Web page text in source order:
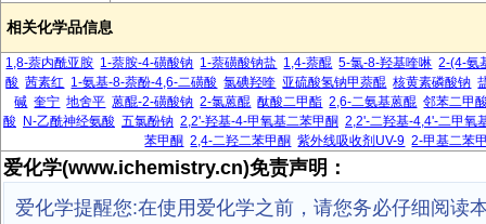
相关化学品信息
1,8-萘内酰亚胺 1-萘胺-4-磺酸钠 1-萘磺酸钠盐 1,4-萘醌 5-氯-8-羟基喹啉 2-(4-氨
酸 茜素红 1-氨基-8-萘酚-4,6-二磺酸 氯碘羟喹 亚硫酸氢钠甲萘醌 核黄素磷酸钠
碱 奎宁 地舍平 蒽醌-2-磺酸钠 2-氯蒽醌 酞酸二甲酯 2,6-二氨基蒽醌 邻苯二甲
酸
N-乙酰神经氨酸 五氯酚钠 2,2'-羟基-4-甲氧基二苯甲酮 2,2'-二羟基-4,4'-二甲氧
苯甲酮 2,4-二羟二苯甲酮 紫外线吸收剂UV-9 2-甲基二苯
爱化学(www.ichemistry.cn)免责声明：
爱化学提醒您:在使用爱化学之前，请您务必仔细阅读